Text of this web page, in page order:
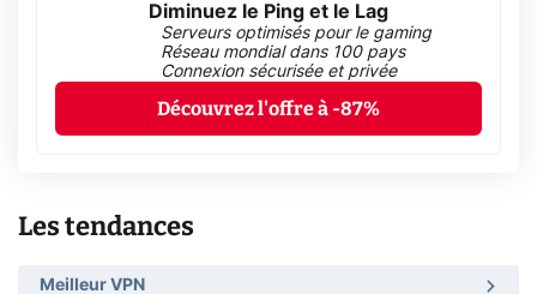
Diminuez le Ping et le Lag
Serveurs optimisés pour le gaming
Réseau mondial dans 100 pays
Connexion sécurisée et privée
Découvrez l'offre à -87%
Les tendances
Meilleur VPN